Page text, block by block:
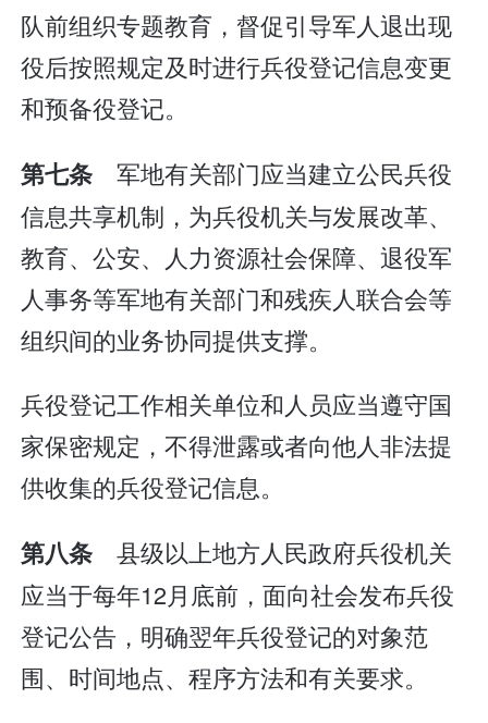
队前组织专题教育，督促引导军人退出现
役后按照规定及时进行兵役登记信息变更
和预备役登记。
第七条军地有关部门应当建立公民兵役
信息共享机制，为兵役机关与发展改革、
教育、公安、人力资源社会保障、退役军
人事务等军地有关部门和残疾人联合会等
组织间的业务协同提供支撑。
兵役登记工作相关单位和人员应当遵守国
家保密规定，不得泄露或者向他人非法提
供收集的兵役登记信息。
第八条县级以上地方人民政府兵役机关
应当于每年12月底前，面向社会发布兵役
登记公告，明确翌年兵役登记的对象范
围、时间地点、程序方法和有关要求。